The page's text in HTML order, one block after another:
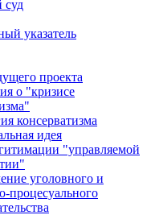
суд
указатель
проекта
о "кризисе
консерватизма
идея
"управляемой
уголовного и
процесуального